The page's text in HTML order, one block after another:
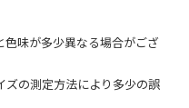
味が多少異なる場合がござ
ズの測定方法により多少の誤